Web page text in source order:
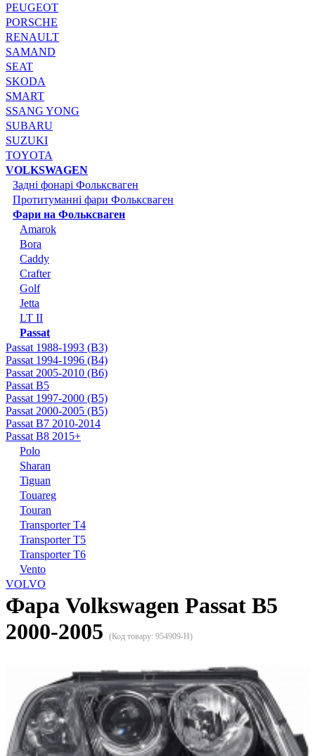
PEUGEOT
PORSCHE
RENAULT
SAMAND
SEAT
SKODA
SMART
SSANG YONG
SUBARU
SUZUKI
TOYOTA
VOLKSWAGEN
Задні фонарі Фольксваген
Протитуманні фари Фольксваген
Фари на Фольксваген
Amarok
Bora
Caddy
Crafter
Golf
Jetta
LT II
Passat
Passat 1988-1993 (B3)
Passat 1994-1996 (B4)
Passat 2005-2010 (B6)
Passat B5
Passat 1997-2000 (B5)
Passat 2000-2005 (B5)
Passat B7 2010-2014
Passat B8 2015+
Polo
Sharan
Tiguan
Touareg
Touran
Transporter T4
Transporter T5
Transporter T6
Vento
VOLVO
Фара Volkswagen Passat B5
2000-2005
(Код товару: 954909-H)